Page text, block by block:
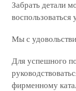
Забрать детали
воспользоваться
Мы с
Для успешного
фирменному